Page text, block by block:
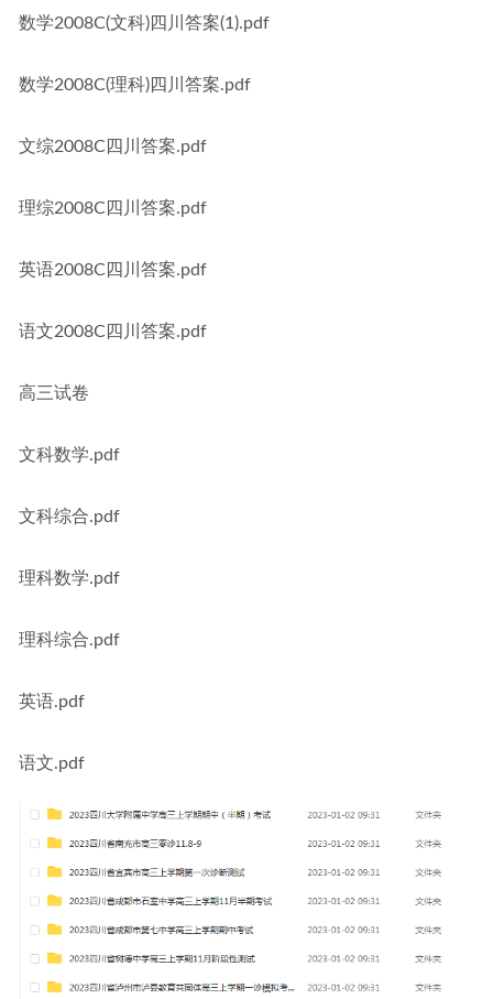
数学2008C(文科)四川答案(1).pdf
数学2008C(理科)四川答案.pdf
文综2008C四川答案.pdf
理综2008C四川答案.pdf
英语2008C四川答案.pdf
语文2008C四川答案.pdf
高三试卷
文科数学.pdf
文科综合.pdf
理科数学.pdf
理科综合.pdf
英语.pdf
语文.pdf